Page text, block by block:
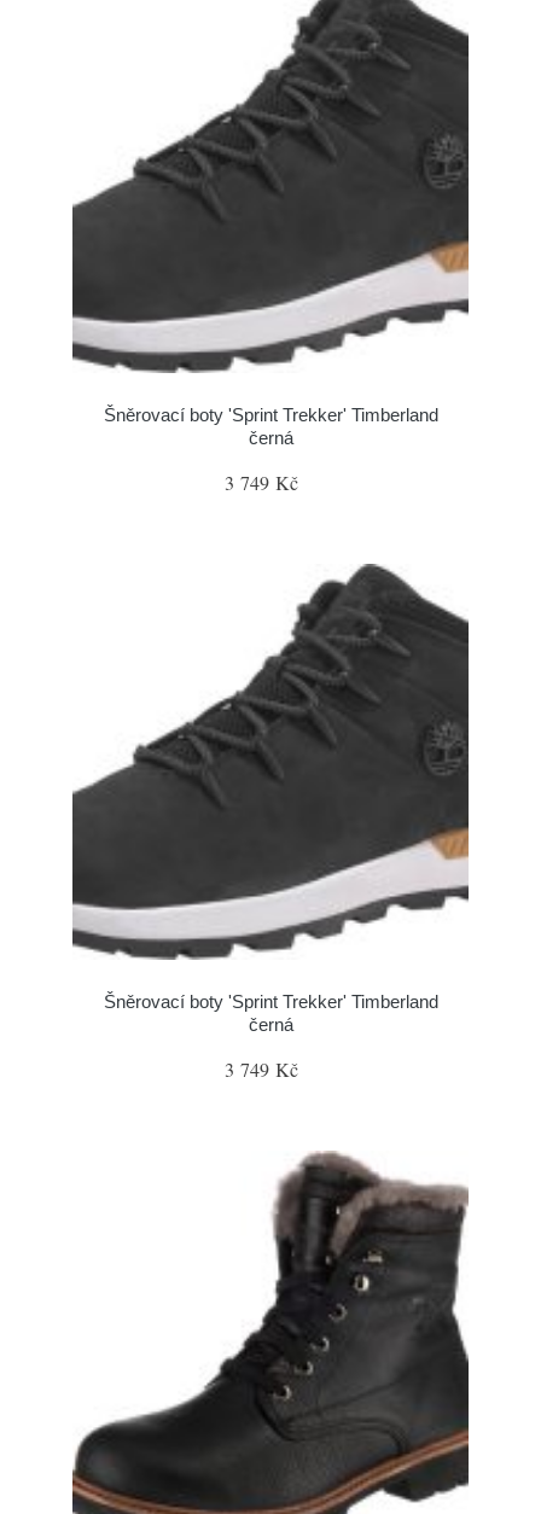
Šněrovací boty 'Sprint Trekker' Timberland
černá
3 749 Kč
Šněrovací boty 'Sprint Trekker' Timberland
černá
3 749 Kč